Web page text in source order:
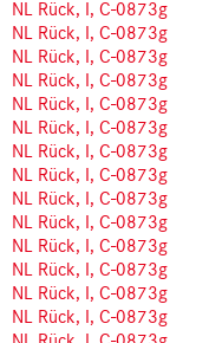
NL Rück, I, C-0873g
NL Rück, I, C-0873g
NL Rück, I, C-0873g
NL Rück, I, C-0873g
NL Rück, I, C-0873g
NL Rück, I, C-0873g
NL Rück, I, C-0873g
NL Rück, I, C-0873g
NL Rück, I, C-0873g
NL Rück, I, C-0873g
NL Rück, I, C-0873g
NL Rück, I, C-0873g
NL Rück, I, C-0873g
NL Rück, I, C-0873g